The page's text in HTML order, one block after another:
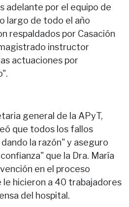
adelante por el equipo de
largo de todo el año
respaldados por Casación
instructor
actuaciones por
general de la APyT,
que todos los fallos
la razón" y aseguro
que la Dra. María
en el proceso
le hicieron a 40 trabajadores
del hospital.